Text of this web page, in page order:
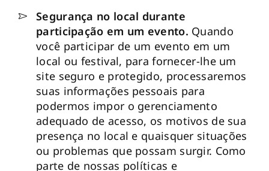
Segurança no local durante
participação em um evento. Quando
você participar de um evento em um
local ou festival, para fornecer-lhe um
site seguro e protegido, processaremos
suas informações pessoais para
podermos impor o gerenciamento
adequado de acesso, os motivos de sua
presença no local e quaisquer situações
ou problemas que possam surgir. Como
parte de nossas políticas e